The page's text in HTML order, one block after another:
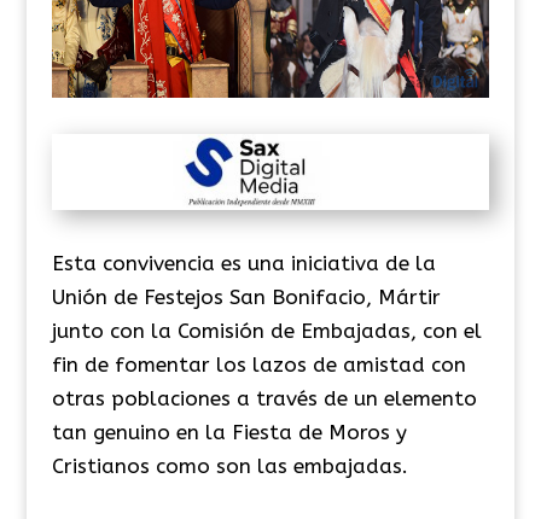
Esta convivencia es una iniciativa de la
Unión de Festejos San Bonifacio, Mártir
junto con la Comisión de Embajadas, con el
fin de fomentar los lazos de amistad con
otras poblaciones a través de un elemento
tan genuino en la Fiesta de Moros y
Cristianos como son las embajadas.